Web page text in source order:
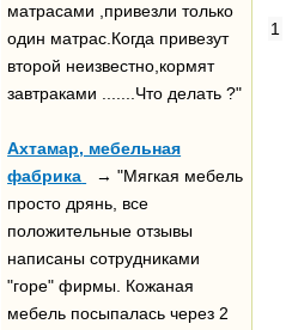
матрасами ,привезли только
один матрас.Когда привезут
второй неизвестно,кормят
завтраками .......Что делать ?"
Ахтамар, мебельная
фабрика
→ "Мягкая мебель
просто дрянь, все
положительные отзывы
написаны сотрудниками
"горе" фирмы. Кожаная
мебель посыпалась через 2
1